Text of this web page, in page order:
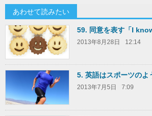
あわせて読みたい
59. 同意を表す「I
2013年8月28日 12:14
5. 英語はスポーツのよ
2013年7月5日 7:09